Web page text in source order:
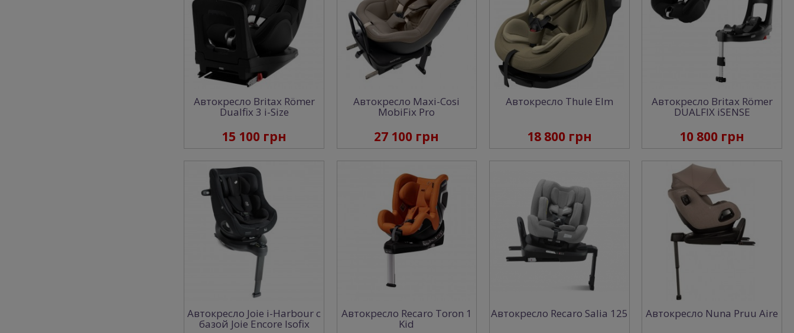
Автокресло Britax Römer
Dualfix 3 i-Size
15 100 грн
Автокресло Maxi-Cosi
MobiFix Pro
27 100 грн
Автокресло Thule Elm
18 800 грн
Автокресло Britax Römer
DUALFIX iSENSE
10 800 грн
Автокресло Joie i-Harbour с
базой Joie Encore Isofix
Автокресло Recaro Toron 1
Kid
Автокресло Recaro Salia 125 Автокресло Nuna Pruu Aire